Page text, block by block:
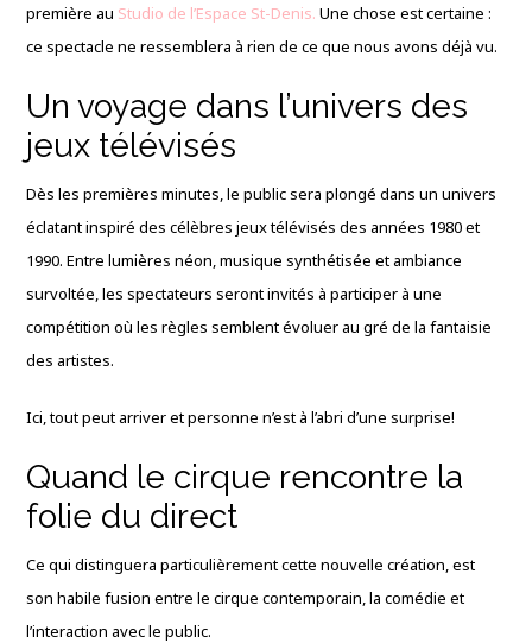
première au Studio de l’Espace St-Denis. Une chose est certaine :
ce spectacle ne ressemblera à rien de ce que nous avons déjà vu.
Un voyage dans l’univers des
jeux télévisés
Dès les premières minutes, le public sera plongé dans un univers
éclatant inspiré des célèbres jeux télévisés des années 1980 et
1990. Entre lumières néon, musique synthétisée et ambiance
survoltée, les spectateurs seront invités à participer à une
compétition où les règles semblent évoluer au gré de la fantaisie
des artistes.
Ici, tout peut arriver et personne n’est à l’abri d’une surprise!
Quand le cirque rencontre la
folie du direct
Ce qui distinguera particulièrement cette nouvelle création, est
son habile fusion entre le cirque contemporain, la comédie et
l’interaction avec le public.